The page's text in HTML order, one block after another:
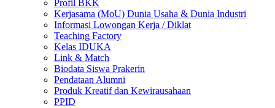
Profil BKK
Kerjasama (MoU) Dunia Usaha & Dunia Industri
Informasi Lowongan Kerja / Diklat
Teaching Factory
Kelas IDUKA
Link & Match
Biodata Siswa Prakerin
Pendataan Alumni
Produk Kreatif dan Kewirausahaan
PPID